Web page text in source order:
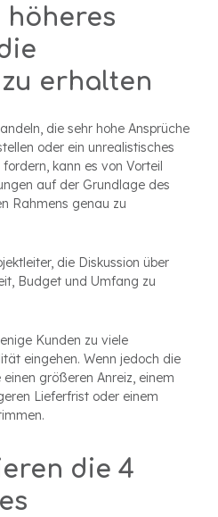
höheres
erhalten
die sehr hohe Ansprüche
oder ein unrealistisches
kann es von Vorteil
auf der Grundlage des
Rahmens genau zu
die Diskussion über
Budget und Umfang zu
Kunden zu viele
eingehen. Wenn jedoch die
größeren Anreiz, einem
Lieferfrist oder einem
die 4